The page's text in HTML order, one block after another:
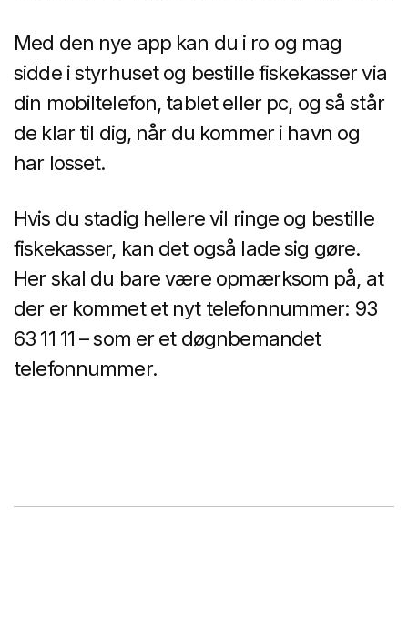
Med den nye app kan du i ro og mag
sidde i styrhuset og bestille fiskekasser via
din mobiltelefon, tablet eller pc, og så står
de klar til dig, når du kommer i havn og
har losset.
Hvis du stadig hellere vil ringe og bestille
fiskekasser, kan det også lade sig gøre.
Her skal du bare være opmærksom på, at
der er kommet et nyt telefonnummer: 93
63 11 11 – som er et døgnbemandet
telefonnummer.